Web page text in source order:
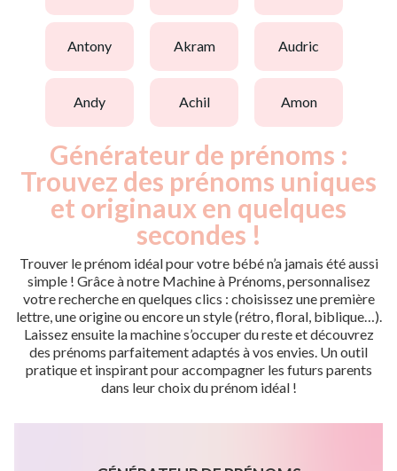
antony akram audric
andy achil amon
Générateur de prénoms :
Trouvez des prénoms uniques
et originaux en quelques
secondes !
Trouver le prénom idéal pour votre bébé n’a jamais été aussi
simple ! Grâce à notre Machine à Prénoms, personnalisez
votre recherche en quelques clics : choisissez une première
lettre, une origine ou encore un style (rétro, floral, biblique…).
Laissez ensuite la machine s’occuper du reste et découvrez
des prénoms parfaitement adaptés à vos envies. Un outil
pratique et inspirant pour accompagner les futurs parents
dans leur choix du prénom idéal !